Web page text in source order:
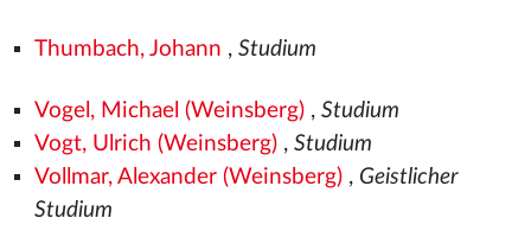
Thumbach, Johann , Studium
Vogel, Michael (Weinsberg), Studium
Vogt, Ulrich (Weinsberg), Studium
Vollmar, Alexander (Weinsberg), Geistlicher
Studium